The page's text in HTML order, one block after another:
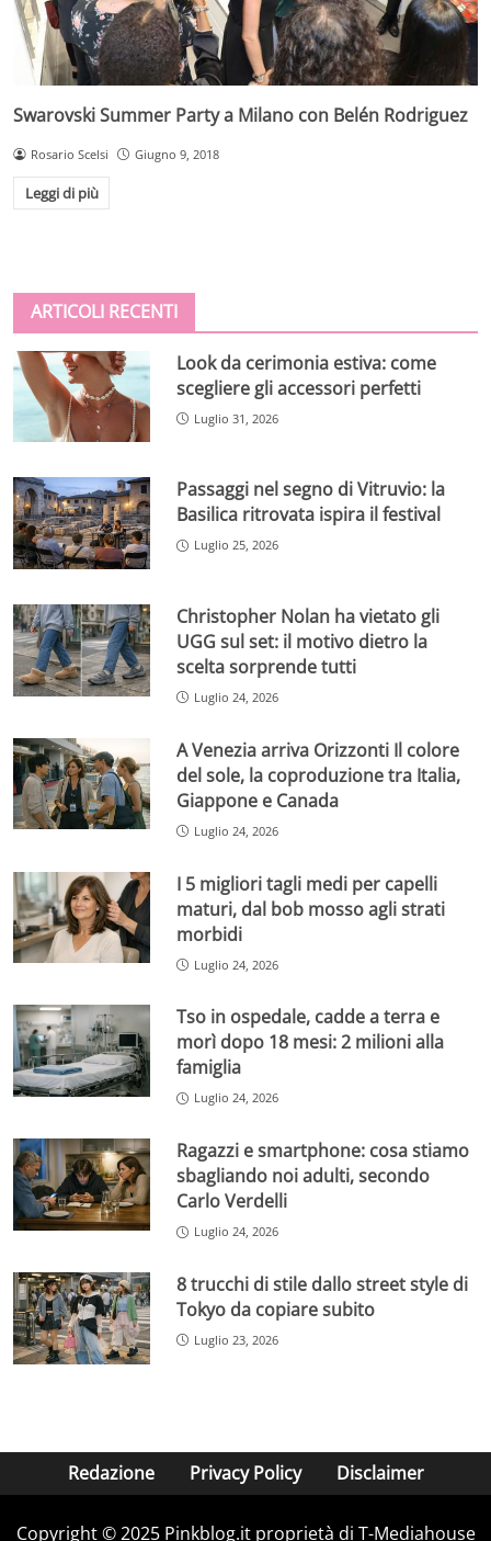
Swarovski Summer Party a Milano con Belén Rodriguez
Rosario Scelsi Giugno 9, 2018
Leggi di più
ARTICOLI RECENTI
Look da cerimonia estiva: come
scegliere gli accessori perfetti
Luglio 31, 2026
Passaggi nel segno di Vitruvio: la
Basilica ritrovata ispira il festival
Luglio 25, 2026
Christopher Nolan ha vietato gli
UGG sul set: il motivo dietro la
scelta sorprende tutti
Luglio 24, 2026
A Venezia arriva Orizzonti Il colore
del sole, la coproduzione tra Italia,
Giappone e Canada
Luglio 24, 2026
I 5 migliori tagli medi per capelli
maturi, dal bob mosso agli strati
morbidi
Luglio 24, 2026
Tso in ospedale, cadde a terra e
morì dopo 18 mesi: 2 milioni alla
famiglia
Luglio 24, 2026
Ragazzi e smartphone: cosa stiamo
sbagliando noi adulti, secondo
Carlo Verdelli
Luglio 24, 2026
8 trucchi di stile dallo street style di
Tokyo da copiare subito
Luglio 23, 2026
Redazione Privacy Policy Disclaimer
Copyright © 2025 Pinkblog.it proprietà di T-Mediahouse